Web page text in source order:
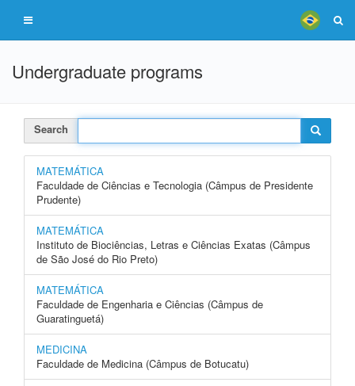
Undergraduate programs
Search
MATEMÁTICA
Faculdade de Ciências e Tecnologia (Câmpus de Presidente
Prudente)
MATEMÁTICA
Instituto de Biociências, Letras e Ciências Exatas (Câmpus
de São José do Rio Preto)
MATEMÁTICA
Faculdade de Engenharia e Ciências (Câmpus de
Guaratinguetá)
MEDICINA
Faculdade de Medicina (Câmpus de Botucatu)